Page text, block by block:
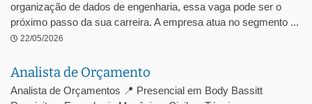
organização de dados de engenharia, essa vaga pode ser o
próximo passo da sua carreira. A empresa atua no segmento ...
22/05/2026
Analista de Orçamento
Analista de Orçamentos 📍 Presencial em Body Bassitt